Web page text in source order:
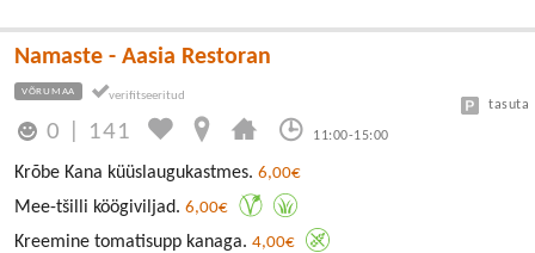
Namaste - Aasia Restoran
VÕRUMAA
0 141 11:00-15:00
tasuta
Krõbe Kana küüslaugukastmes. 6,00€
Mee-tšilli köögiviljad. 6,00€
Kreemine tomatisupp kanaga. 4,00€